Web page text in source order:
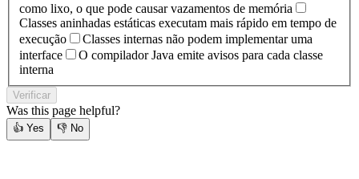
como lixo, o que pode causar vazamentos de memória
Classes aninhadas estáticas executam mais rápido em tempo de
execução
Classes internas não podem implementar uma
interface
O compilador Java emite avisos para cada classe
interna
Verificar
Was this page helpful?
👍 Yes 👎 No